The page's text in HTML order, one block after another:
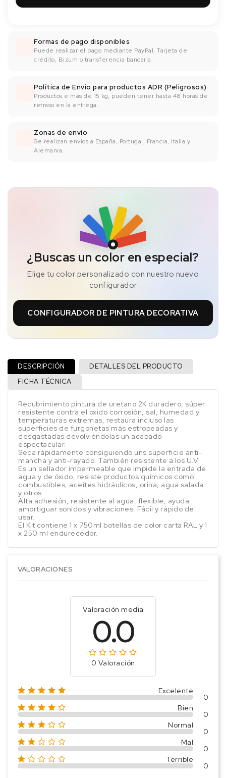
Formas de pago disponibles
Puede realizar el pago mediante PayPal, Tarjeta de
crédito, Bizum o transferencia bancaría.
Política de Envío para productos ADR (Peligrosos)
Productos e más de 15 kg, pueden tener hasta 48 horas de
retraso en la entrega.
Zonas de envío
Se realizan envíos a España, Portugal, Francia, Italia y
Alemania.
¿Buscas un color en especial?
Elige tu color personalizado con nuestro nuevo
configurador
CONFIGURADOR DE PINTURA DECORATIVA
DESCRIPCIÓN
DETALLES DEL PRODUCTO
FICHA TÉCNICA
Recubrimiento pintura de uretano 2K duradero, súper
resistente contra el oxido corrosión, sal, humedad y
temperaturas extremas, restaura incluso las
superficies de furgonetas más estropeadas y
desgastadas devolviéndolas un acabado
espectacular.
Seca rápidamente consiguiendo uns superficie anti-
mancha y anti-rayado. También resistente a los U.V.
Es un sellador impermeable que impide la entrada de
agua y de óxido, resiste productos químicos como
combustibles, aceites hidráulicos, orina, agua salada
y otros.
Alta adhesión, resistente al agua, flexible, ayuda
amortiguar sonidos y vibraciones. Fácil y rápido de
usar.
El Kit contiene 1 x 750ml botellas de color carta RAL y 1
x 250 ml endurecedor.
VALORACIONES
Valoración media
0.0
0 Valoración
Excelente
0
Bien
0
Normal
0
Mal
0
Terrible
0